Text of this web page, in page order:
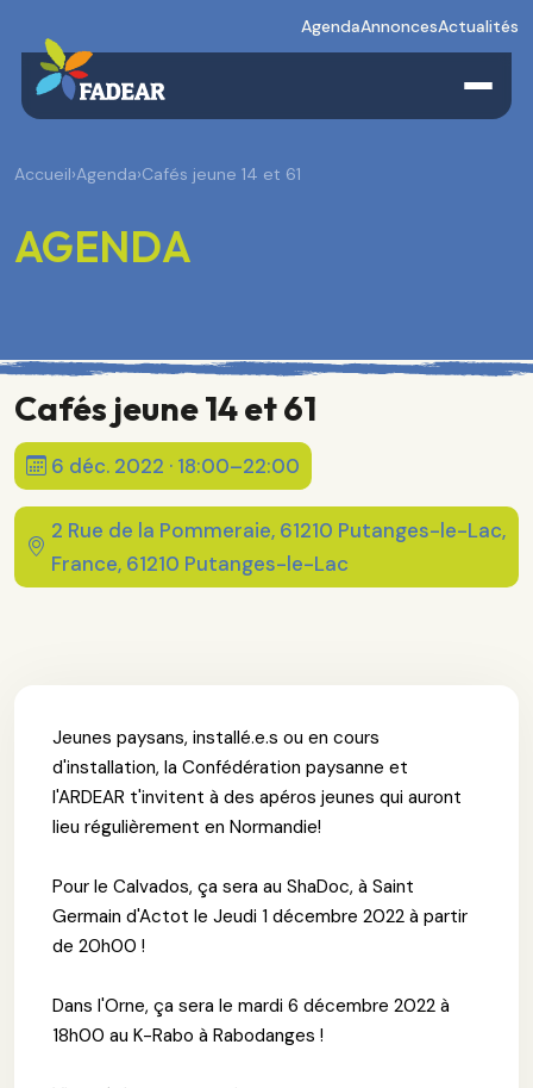
AgendaAnnoncesActualités
Accueil›Agenda›Cafés jeune 14 et 61
AGENDA
Cafés jeune 14 et 61
6 déc. 2022 · 18:00–22:00
2 Rue de la Pommeraie, 61210 Putanges-le-Lac,
France, 61210 Putanges-le-Lac
Jeunes paysans, installé.e.s ou en cours
d'installation, la Confédération paysanne et
l'ARDEAR t'invitent à des apéros jeunes qui auront
lieu régulièrement en Normandie!
Pour le Calvados, ça sera au ShaDoc, à Saint
Germain d'Actot le Jeudi 1 décembre 2022 à partir
de 20h00 !
Dans l'Orne, ça sera le mardi 6 décembre 2022 à
18h00 au K-Rabo à Rabodanges !